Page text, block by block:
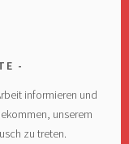
informieren und
unserem
zu treten.